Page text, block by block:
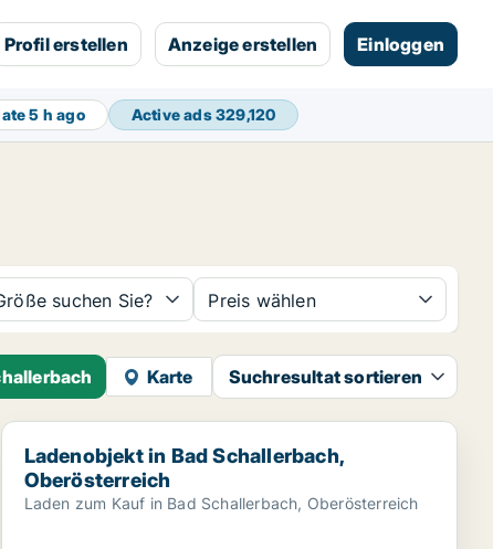
Profil erstellen Anzeige erstellen Einloggen
5 h ago Active ads329,120
suchen Sie? Preis wählen
Karte Suchresultat sortieren
Ladenobjekt in Bad Schallerbach, Oberösterreich
Ladenobjekt in Bad Schallerbach,
Oberösterreich
Laden zum Kauf in Bad Schallerbach, Oberösterreich